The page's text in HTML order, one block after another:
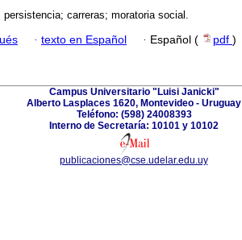
persistencia; carreras; moratoria social.
· texto en Español · Español ( pdf )
Campus Universitario "Luisi Janicki"
Alberto Lasplaces 1620, Montevideo - Uruguay
Teléfono: (598) 24008393
Interno de Secretaría: 10101 y 10102
publicaciones@cse.udelar.edu.uy